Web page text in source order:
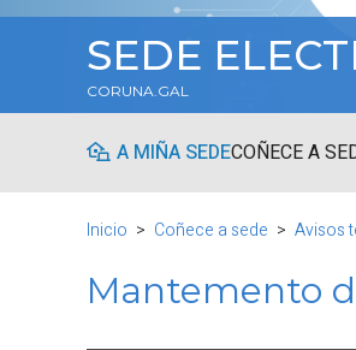
SEDE
CORUNA.GAL
A MIÑA SEDECOÑECE A
Inicio Coñece a sede Avisos
Mantemento